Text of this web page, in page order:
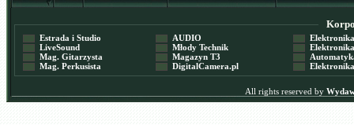
Estrada i Studio
LiveSound
Mag. Gitarzysta
Mag. Perkusista
AUDIO
Młody Technik
Magazyn T3
DigitalCamera.pl
Elektronika
Elektronika
Automatyka
Elektronika
All rights reserved by